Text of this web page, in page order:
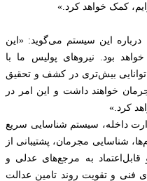
کمک خواهد کرد.»
درباره این سیستم می‌گوید: «این
بود. نیروهای پولیس ما با
بیش‌تری در کشف و تحقیق
خواهند داشت و این امر در
کرد.»
داخله، سیستم شناسایی سریع
شناسایی مجرمان، پشتیبانی از
قابل‌اعتماد به مرجع‌های عدلی و
فنی و تقویت روند تامین عدالت